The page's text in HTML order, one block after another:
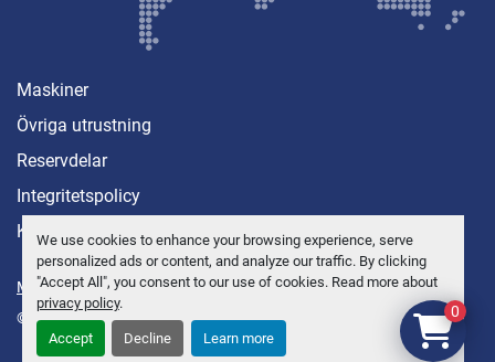
We use cookies to enhance your browsing experience, serve
personalized ads or content, and analyze our traffic. By clicking
"Accept All", you consent to our use of cookies. Read more about
privacy policy.
Accept Decline Learn more
Maskiner
Övriga utrustning
Reservdelar
Integritetspolicy
Kontakt
Manage Cookies
© Copyright Anders Brolin AB 2026 0